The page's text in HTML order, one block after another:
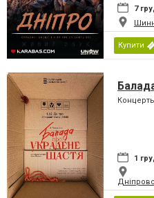
7
Купити
1